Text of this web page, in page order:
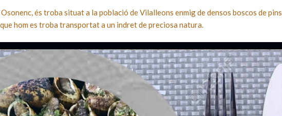
és troba situat a la població de Vilalleons enmig de densos boscos de pins,
hom es troba transportat a un indret de preciosa natura.